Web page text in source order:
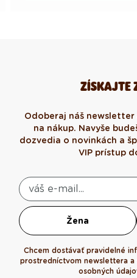
ZÍSKAJTE
Odoberaj náš newsletter
na nákup. Navyše
dozvedia o novinkách a
VIP prístup
Žena
Chcem dostávať pravidelné
prostredníctvom newslettera a
osobných